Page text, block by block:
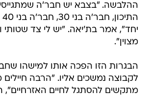
ההלבשה. "בצבא יש חבר'ה
יחד", אמר בת'יאה. "יש לי צד שטותי
מצוין".
הבגרות הזו הפכה אותו למישהו
לקבוצה נמשכים אליו. "הרבה
מתקשים להסתגל לחיים האזרחיים",